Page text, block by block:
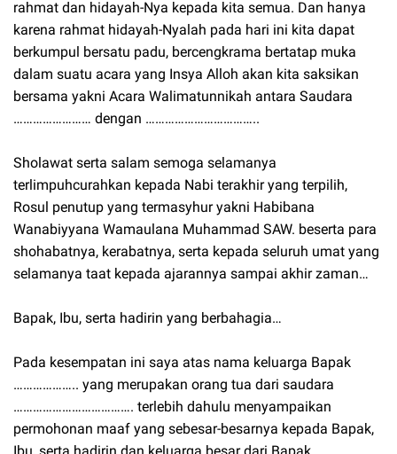
rahmat dan hidayah-Nya kepada kita semua. Dan hanya
karena rahmat hidayah-Nyalah pada hari ini kita dapat
berkumpul bersatu padu, bercengkrama bertatap muka
dalam suatu acara yang Insya Alloh akan kita saksikan
bersama yakni Acara Walimatunnikah antara Saudara
…………………… dengan ……………………………..
Sholawat serta salam semoga selamanya
terlimpuhcurahkan kepada Nabi terakhir yang terpilih,
Rosul penutup yang termasyhur yakni Habibana
Wanabiyyana Wamaulana Muhammad SAW. beserta para
shohabatnya, kerabatnya, serta kepada seluruh umat yang
selamanya taat kepada ajarannya sampai akhir zaman…
Bapak, Ibu, serta hadirin yang berbahagia…
Pada kesempatan ini saya atas nama keluarga Bapak
……………….. yang merupakan orang tua dari saudara
………………………………. terlebih dahulu menyampaikan
permohonan maaf yang sebesar-besarnya kepada Bapak,